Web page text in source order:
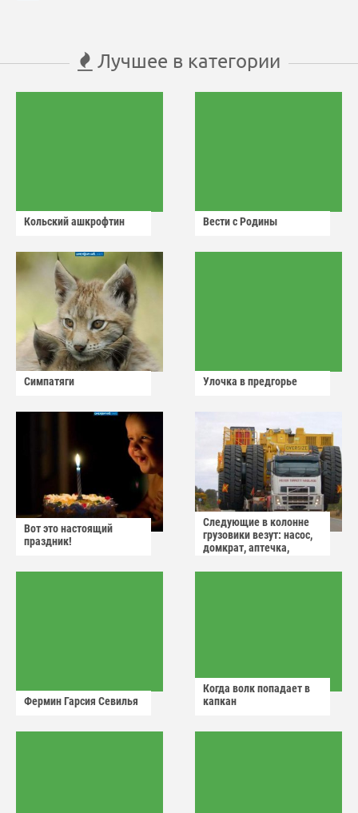
Лучшее в категории
Кольский ашкрофтин Вести с Родины
Симпатяги Улочка в предгорье
Вот это настоящий
праздник!
Следующие в колонне
грузовики везут: насос,
домкрат, аптечка,
Фермин Гарсия Севилья
Когда волк попадает в
капкан